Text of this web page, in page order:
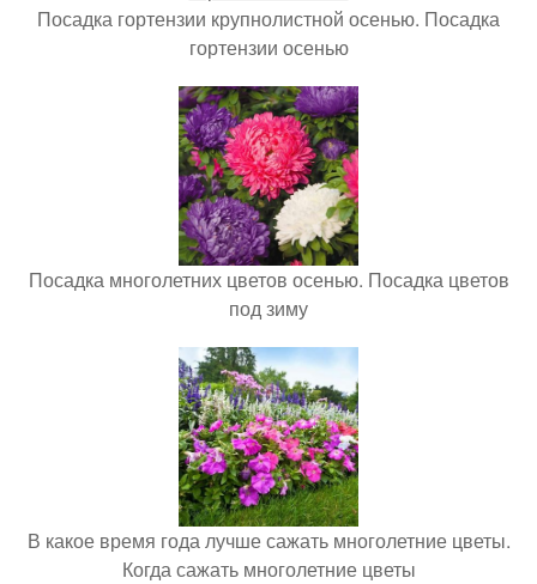
Посадка гортензии крупнолистной осенью. Посадка
гортензии осенью
Посадка многолетних цветов осенью. Посадка цветов
под зиму
В какое время года лучше сажать многолетние цветы.
Когда сажать многолетние цветы